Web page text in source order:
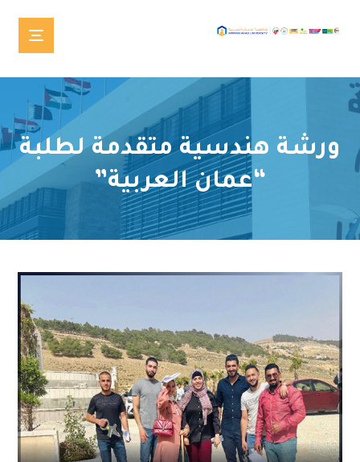
ورشة هندسية متقدمة لطلبة
“عمان العربية”